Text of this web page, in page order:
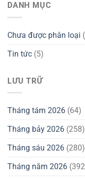
DANH MỤC
Chưa được phân loại
Tin tức (5)
LƯU TRỮ
Tháng tám 2026 (64)
Tháng bảy 2026 (258)
Tháng sáu 2026 (280)
Tháng năm 2026